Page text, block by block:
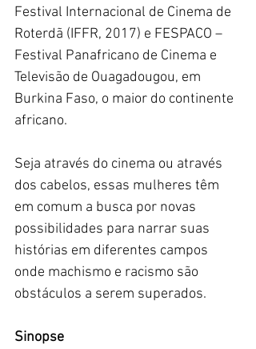
Festival Internacional de Cinema de
Roterdã (IFFR, 2017) e FESPACO –
Festival Panafricano de Cinema e
Televisão de Ouagadougou, em
Burkina Faso, o maior do continente
africano.
Seja através do cinema ou através
dos cabelos, essas mulheres têm
em comum a busca por novas
possibilidades para narrar suas
histórias em diferentes campos
onde machismo e racismo são
obstáculos a serem superados.
Sinopse